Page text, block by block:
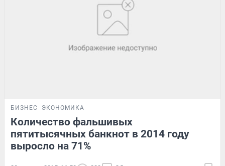
БИЗНЕС ЭКОНОМИКА
Количество фальшивых
пятитысячных банкнот в 2014 году
выросло на 71%